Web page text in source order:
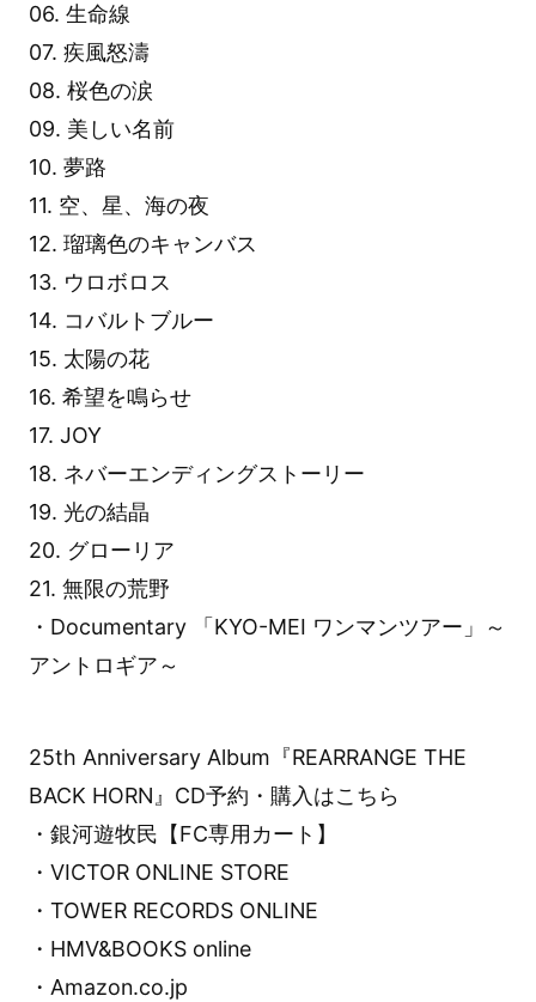
06. 生命線
07. 疾風怒濤
08. 桜色の涙
09. 美しい名前
10. 夢路
11. 空、星、海の夜
12. 瑠璃色のキャンバス
13. ウロボロス
14. コバルトブルー
15. 太陽の花
16. 希望を鳴らせ
17. JOY
18. ネバーエンディングストーリー
19. 光の結晶
20. グローリア
21. 無限の荒野
・Documentary 「KYO-MEI ワンマンツアー」～
アントロギア～
25th Anniversary Album『REARRANGE THE
BACK HORN』CD予約・購入はこちら
・銀河遊牧民【FC専用カート】
・VICTOR ONLINE STORE
・TOWER RECORDS ONLINE
・HMV&BOOKS online
・Amazon.co.jp